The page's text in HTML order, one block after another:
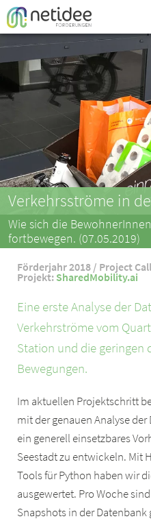
Enter your username or email
Passwort
Verkehrsströme in
Wie sich die
fortbewegen. (07.05.2019)
Förderjahr 2018 / Project
Projekt: SharedMobility.ai
Eine erste Analyse der
Verkehrströme vom
Station und die geringen
Bewegungen.
Im aktuellen Projektschritt
mit der genauen Analyse
ein generell einsetzbares
Seestadt zu entwickeln. Mit
Tools für Python haben wir
ausgewertet. Pro Woche
Snapshots in der